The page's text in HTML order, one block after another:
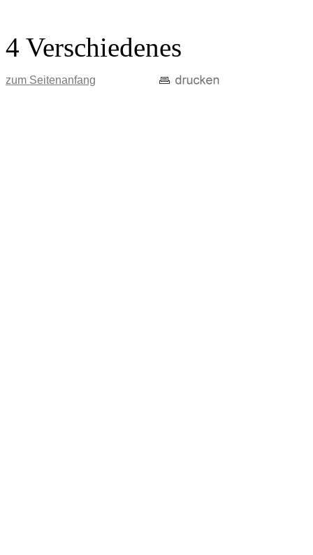
4 Verschiedenes
zum Seitenanfang